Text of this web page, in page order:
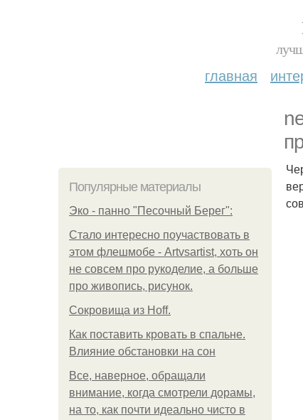
главная
Популярные материалы
Эко - панно "Песочный Берег":
Стало интересно поучаствовать в
этом флешмобе - Artvsartist, хоть он
не совсем про рукоделие, а больше
про живопись, рисунок.
Сокровища из Hoff.
Как поставить кровать в спальне.
Влияние обстановки на сон
Все, наверное, обращали
внимание, когда смотрели дорамы,
на то, как почти идеально чисто в